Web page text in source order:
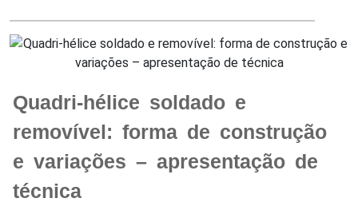
Quadri-hélice soldado e
removível: forma de construção
e variações – apresentação de
técnica